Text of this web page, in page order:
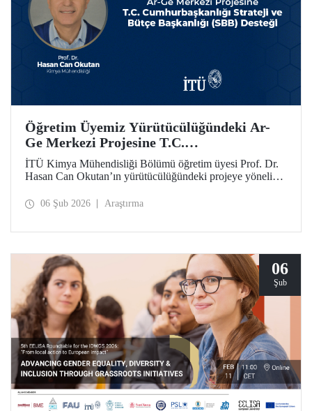
Öğretim Üyemiz Yürütücülüğündeki Ar-
Ge Merkezi Projesine T.C.
Cumhurbaşkanlığı Strateji ve Bütçe
Başkanlığı (SBB) Desteği
İTÜ Kimya Mühendisliği Bölümü öğretim üyesi Prof. Dr.
Hasan Can Okutan’ın yürütücülüğündeki projeye yönelik
(SBB) tarafından, 31.931.000 TL’lik ek bütçeyle bir yıl
06 Şub 2026 Araştırma
06
Şub